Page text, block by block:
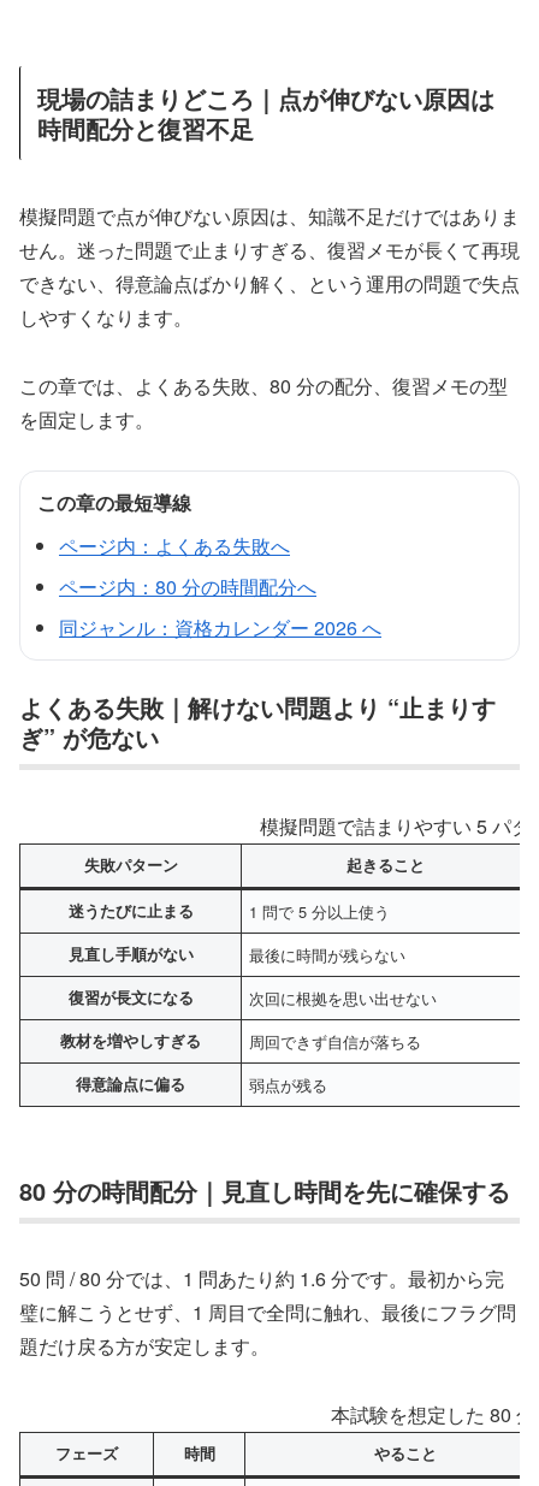
現場の詰まりどころ｜点が伸びない原因は
時間配分と復習不足
模擬問題で点が伸びない原因は、知識不足だけではありま
せん。迷った問題で止まりすぎる、復習メモが長くて再現
できない、得意論点ばかり解く、という運用の問題で失点
しやすくなります。
この章では、よくある失敗、80 分の配分、復習メモの型
を固定します。
この章の最短導線
ページ内：よくある失敗へ
ページ内：80 分の時間配分へ
同ジャンル：資格カレンダー 2026 へ
よくある失敗｜解けない問題より “止まりす
ぎ” が危ない
模擬問題で詰まりやすい 5 パタ
失敗パターン 起きること
迷うたびに止まる 1 問で 5 分以上使う
見直し手順がない 最後に時間が残らない
復習が長文になる 次回に根拠を思い出せない
教材を増やしすぎる 周回できず自信が落ちる
得意論点に偏る 弱点が残る
80 分の時間配分｜見直し時間を先に確保する
50 問 / 80 分では、1 問あたり約 1.6 分です。最初から完
璧に解こうとせず、1 周目で全問に触れ、最後にフラグ問
題だけ戻る方が安定します。
本試験を想定した 80
フェーズ 時間 やること